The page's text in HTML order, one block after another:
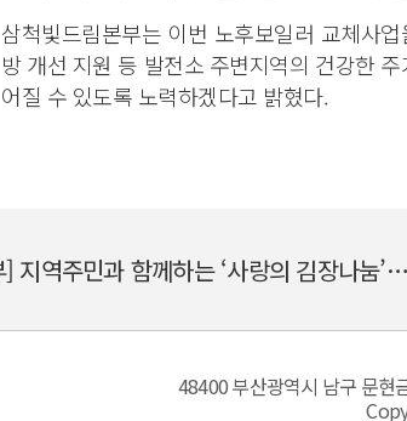
삼척빛드림본부는 이번 노후보일러 교체사
방 개선 지원 등 발전소 주변지역의 건강한
어질 수 있도록 노력하겠다고 밝혔다.
[신세종빛드림건설본부] 지역주민과 함께하는 ‘사랑의 김장나눔’ 봉사활동 시행
48400 부산광역시 남구 문현